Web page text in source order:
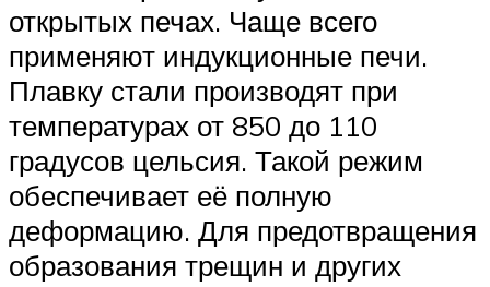
открытых печах. Чаще всего
применяют индукционные печи.
Плавку стали производят при
температурах от 850 до 110
градусов цельсия. Такой режим
обеспечивает её полную
деформацию. Для предотвращения
образования трещин и других